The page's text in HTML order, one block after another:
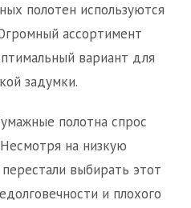
полотен используются
ассортимент
вариант для
задумки.
полотна спрос
на низкую
выбирать этот
и плохого